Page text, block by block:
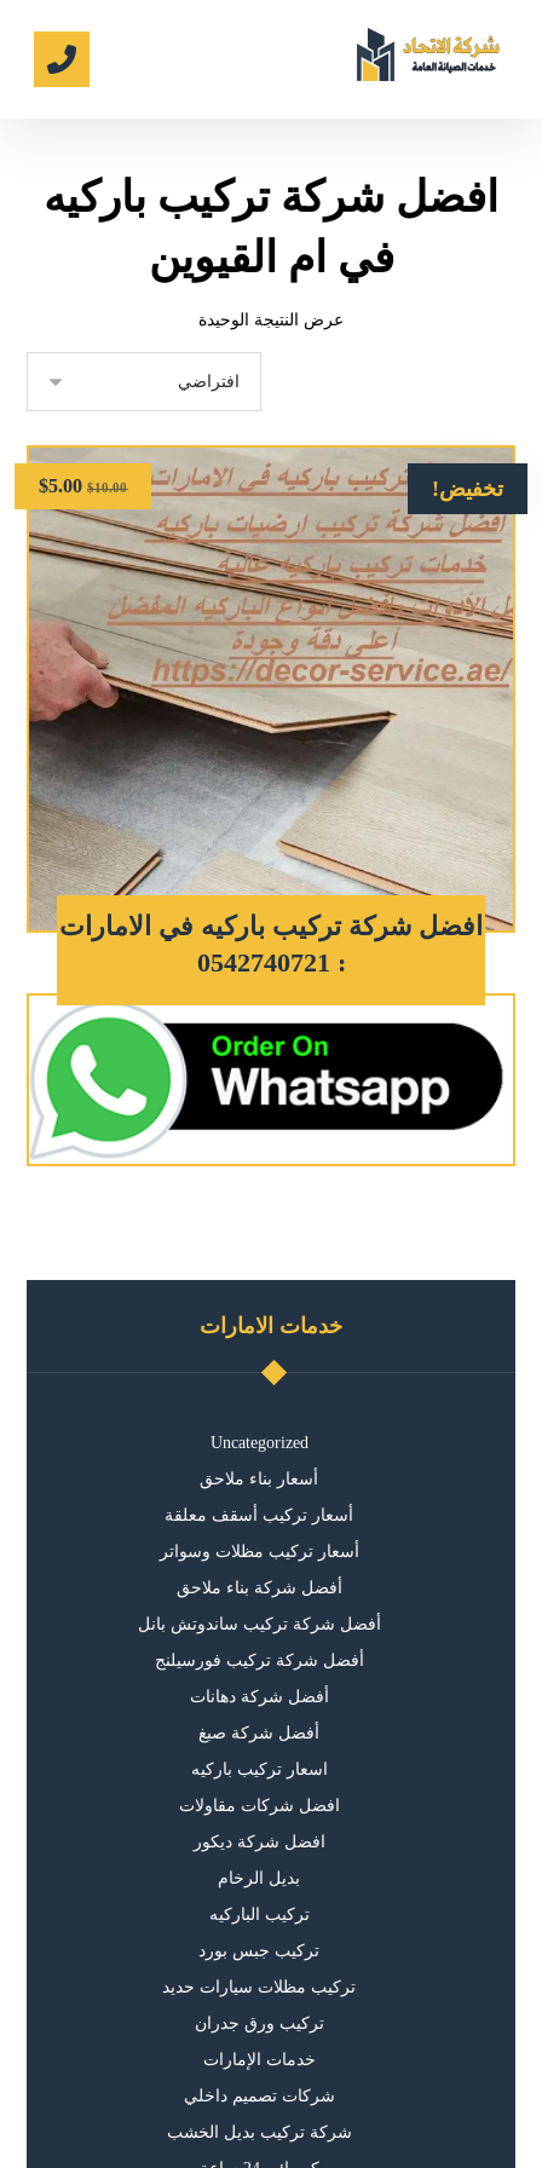
افضل شركة تركيب باركيه
في ام القيوين
عرض النتيجة الوحيدة
تخفيض!
افضل شركة تركيب باركيه في الامارات
: 0542740721
$10.00
$5.00
خدمات الامارات
Uncategorized
أسعار بناء ملاحق
أسعار تركيب أسقف معلقة
أسعار تركيب مظلات وسواتر
أفضل شركة بناء ملاحق
أفضل شركة تركيب ساندوتش بانل
أفضل شركة تركيب فورسيلنج
أفضل شركة دهانات
أفضل شركة صبغ
اسعار تركيب باركيه
افضل شركات مقاولات
افضل شركة ديكور
بديل الرخام
تركيب الباركيه
تركيب جبس بورد
تركيب مظلات سيارات حديد
تركيب ورق جدران
خدمات الإمارات
شركات تصميم داخلي
شركة تركيب بديل الخشب